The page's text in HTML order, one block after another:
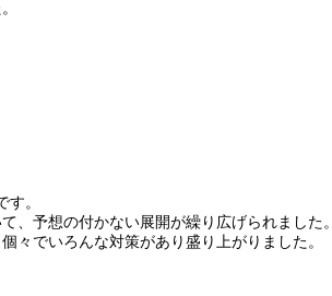
。
、予想の付かない展開が繰り広げられました。
々でいろんな対策があり盛り上がりました。